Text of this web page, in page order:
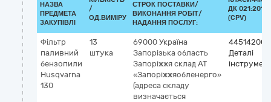
НАЗВА
ПРЕДМЕТА
ЗАКУПІВЛІ
/
ОД.ВИМІРУ
СТРОК ПОСТАВКИ/
ВИКОНАННЯ РОБІТ/
НАДАННЯ ПОСЛУГ:
ДК 021:2015
(CPV)
Фільтр
паливний
бензопили
Husqvarna
130
13
штука
69000 Україна
Запорізька область
Запоріжжя склад АТ
«Запоріжжяобленерго»
(адреса складу
визначається
44514200-
Деталі